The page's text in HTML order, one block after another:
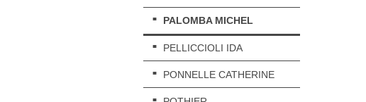
PALOMBA MICHEL
PELLICCIOLI IDA
PONNELLE CATHERINE